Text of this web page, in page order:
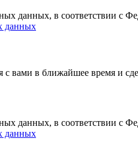
данных, в соответствии
данных
с вами в ближайшее время и
данных, в соответствии
данных